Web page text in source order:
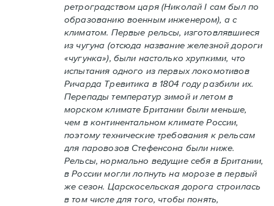
ретроградством царя (Николай I сам был по
образованию военным инженером), а с
климатом. Первые рельсы, изготовлявшиеся
из чугуна (отсюда название железной дороги
«чугунка»), были настолько хрупкими, что
испытания одного из первых локомотивов
Ричарда Тревитика в 1804 году разбили их.
Перепады температур зимой и летом в
морском климате Британии были меньше,
чем в континентальном климате России,
поэтому технические требования к рельсам
для паровозов Стефенсона были ниже.
Рельсы, нормально ведущие себя в Британии,
в России могли лопнуть на морозе в первый
же сезон. Царскосельская дорога строилась
в том числе для того, чтобы понять,